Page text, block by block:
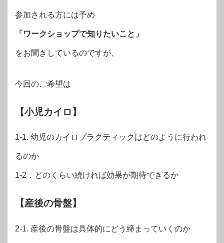
参加される方には予め
「ワークショップで知りたいこと」
をお聞きしているのですが、
今回のご希望は
【小児カイロ】
1-1. 幼児のカイロプラクティックはどのように行われ
るのか
1-2．どのくらい続ければ効果が期待できるか
【産後の骨盤】
2-1. 産後の骨盤は具体的にどう締まっていくのか